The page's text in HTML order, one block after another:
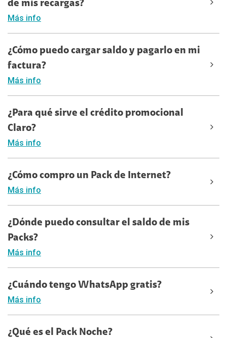
de mis recargas?
Más info
¿Cómo puedo cargar saldo y pagarlo en mi
factura?
Más info
¿Para qué sirve el crédito promocional
Claro?
Más info
¿Cómo compro un Pack de Internet?
Más info
¿Dónde puedo consultar el saldo de mis
Packs?
Más info
¿Cuándo tengo WhatsApp gratis?
Más info
¿Qué es el Pack Noche?